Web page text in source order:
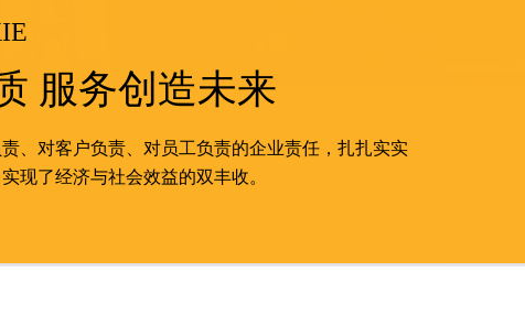
服务创造未来
、对客户负责、对员工负责的企业责任，扎扎实实
现了经济与社会效益的双丰收。